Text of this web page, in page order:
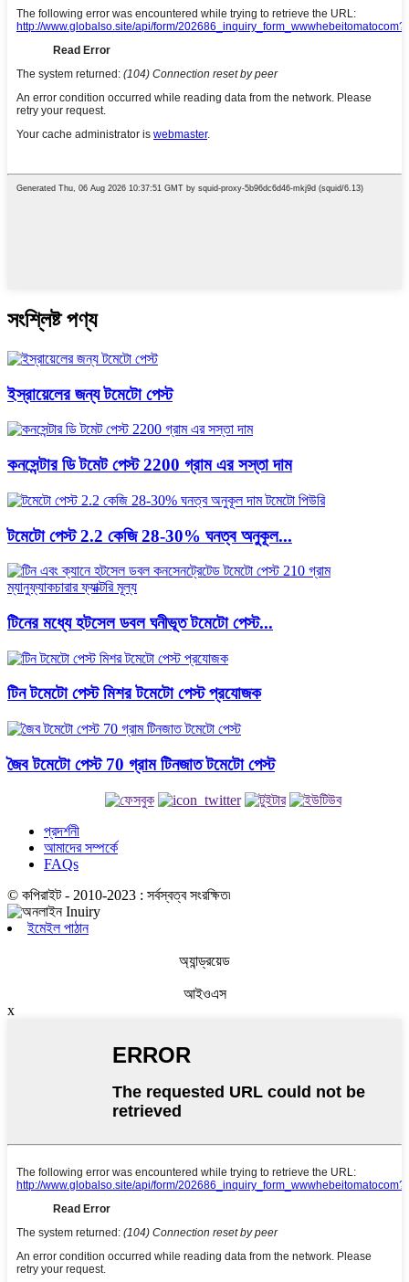
সংশ্লিষ্ট পণ্য
ইস্রায়েলের জন্য টমেটো পেস্ট
কনসেন্টার ডি টমেট পেস্ট 2200 গ্রাম এর সস্তা দাম
টমেটো পেস্ট 2.2 কেজি 28-30% ঘনত্ব অনুকূল...
টিনের মধ্যে হটসেল ডবল ঘনীভূত টমেটো পেস্ট...
টিন টমেটো পেস্ট মিশর টমেটো পেস্ট প্রযোজক
জৈব টমেটো পেস্ট 70 গ্রাম টিনজাত টমেটো পেস্ট
প্রদর্শনী
আমাদের সম্পর্কে
FAQs
© কপিরাইট - 2010-2023 : সর্বস্বত্ব সংরক্ষিত৷
ইমেইল পাঠান
অ্যান্ড্রয়েড
আইওএস
x